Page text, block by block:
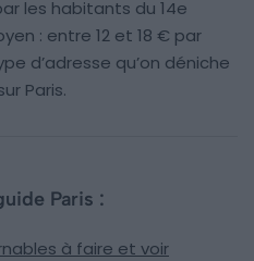
les habitants du 14e
: entre 12 et 18 € par
d’adresse qu’on déniche
Paris.
Paris :
à faire et voir